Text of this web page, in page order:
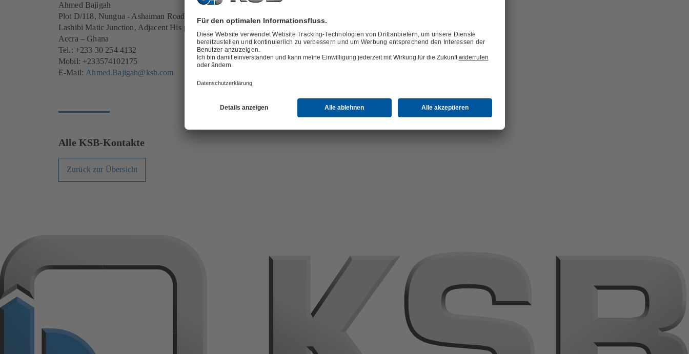
Ahmed Bajigah
Plot D/118, Nungua - Ashaiman Road
Lashibi Matic Junction, Adjacent His presence Hotel - Community 16
Accra – Ghana
Tel.: +233 30 254 4132
Mobil: +233574102175
E-Mail:Ahmed.Bajigah@ksb.com
Alle KSB-Kontakte
Zurück zur Übersicht